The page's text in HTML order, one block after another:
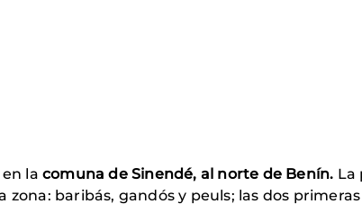
la comuna de Sinendé, al norte de Benín. La
baribás, gandós y peuls; las dos